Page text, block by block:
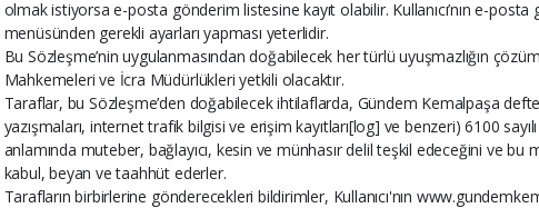
olmak istiyorsa e-posta gönderim listesine kayıt olabilir. Kullanıcı’nın e-
menüsünden gerekli ayarları yapması yeterlidir.
Bu Sözleşme’nin uygulanmasından doğabilecek her türlü uyuşmazlığın
Mahkemeleri ve İcra Müdürlükleri yetkili olacaktır.
Taraflar, bu Sözleşme’den doğabilecek ihtilaflarda, Gündem Kemalpaşa
yazışmaları, internet trafik bilgisi ve erişim kayıtları[log] ve benzeri) 6100
anlamında muteber, bağlayıcı, kesin ve münhasır delil teşkil edeceğini ve
kabul, beyan ve taahhüt ederler.
Tarafların birbirlerine gönderecekleri bildirimler, Kullanıcı'nın